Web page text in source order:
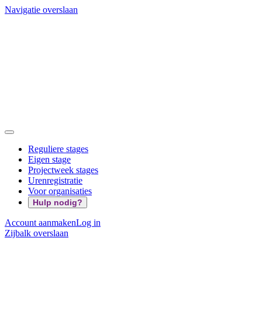
Navigatie overslaan
Reguliere stages
Eigen stage
Projectweek stages
Urenregistratie
Voor organisaties
Hulp nodig?
Account aanmakenLog in
Zijbalk overslaan